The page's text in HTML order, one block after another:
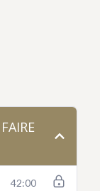
42:00